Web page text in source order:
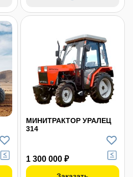
МИНИТРАКТОР УРАЛЕЦ
314
1 300 000 ₽